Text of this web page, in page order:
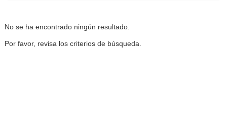
No se ha encontrado ningún resultado.
Por favor, revisa los criterios de búsqueda.